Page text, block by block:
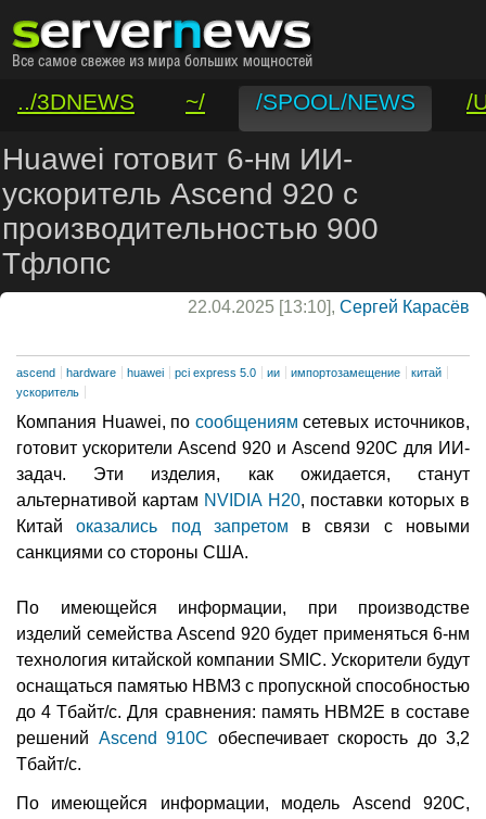
../3DNEWS ~/ /SPOOL/NEWS
/
/VAR/CONTACT
Huawei готовит 6-нм ИИ-
ускоритель Ascend 920 с
производительностью 900
Тфлопс
22.04.2025 [13:10], Сергей Карасёв
ascend hardware huawei pci express 5.0 ии импортозамещение
китай
ускоритель
Компания Huawei, по сообщениям сетевых источников,
готовит ускорители Ascend 920 и Ascend 920C для ИИ-
задач. Эти изделия, как ожидается, станут
альтернативой картам NVIDIA H20, поставки которых в
Китайоказались под запретом в связи с новыми
санкциями со стороны США.
По имеющейся информации, при производстве
изделий семейства Ascend 920 будет применяться 6-нм
технология китайской компании SMIC. Ускорители будут
оснащаться памятью HBM3 с пропускной способностью
до 4 Тбайт/с. Для сравнения: память HBM2E в составе
решений Ascend 910C обеспечивает скорость до 3,2
Тбайт/с.
По имеющейся информации, модель Ascend 920C,